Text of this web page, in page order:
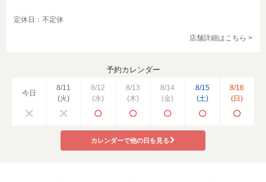
定休日：不定休
店舗詳細はこちら >
予約カレンダー
今日
8/11
(火)
8/12
(水)
8/13
(木)
8/14
(金)
8/15
(土)
8/16
(日)
カレンダーで他の日を見る